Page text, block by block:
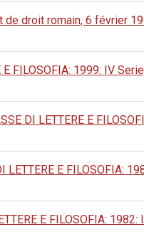
de droit romain, 6 février
FILOSOFIA: 1999: IV
DI LETTERE E
LETTERE E FILOSOFIA:
E FILOSOFIA: